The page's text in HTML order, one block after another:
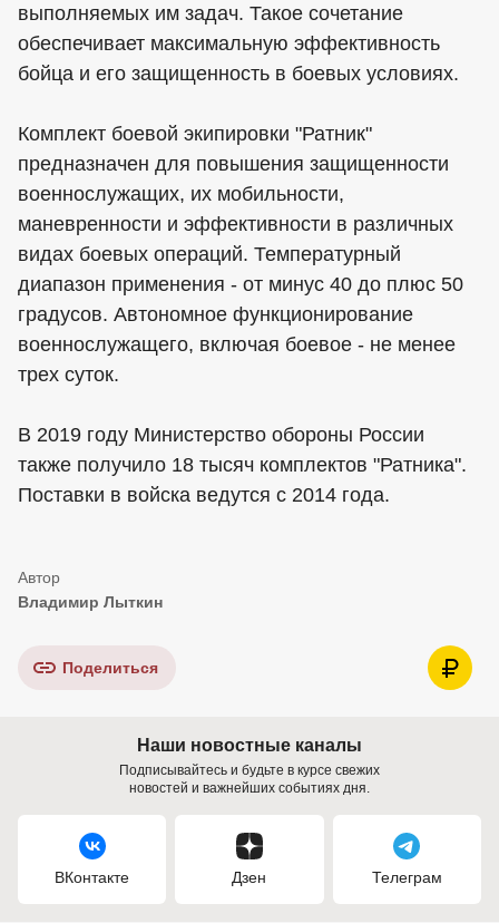
выполняемых им задач. Такое сочетание
обеспечивает максимальную эффективность
бойца и его защищенность в боевых условиях.
Комплект боевой экипировки "Ратник"
предназначен для повышения защищенности
военнослужащих, их мобильности,
маневренности и эффективности в различных
видах боевых операций. Температурный
диапазон применения - от минус 40 до плюс 50
градусов. Автономное функционирование
военнослужащего, включая боевое - не менее
трех суток.
В 2019 году Министерство обороны России
также получило 18 тысяч комплектов "Ратника".
Поставки в войска ведутся с 2014 года.
Владимир Лыткин
Поделиться
Наши новостные каналы
Подписывайтесь и будьте в курсе свежих
новостей и важнейших событиях дня.
ВКонтакте Дзен Телеграм